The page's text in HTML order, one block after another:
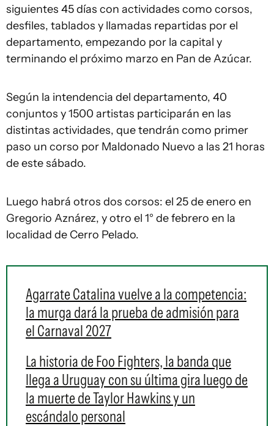
siguientes 45 días con actividades como corsos,
desfiles, tablados y llamadas repartidas por el
departamento, empezando por la capital y
terminando el próximo marzo en Pan de Azúcar.
Según la intendencia del departamento, 40
conjuntos y 1500 artistas participarán en las
distintas actividades, que tendrán como primer
paso un corso por Maldonado Nuevo a las 21 horas
de este sábado.
Luego habrá otros dos corsos: el 25 de enero en
Gregorio Aznárez, y otro el 1° de febrero en la
localidad de Cerro Pelado.
Agarrate Catalina vuelve a la competencia:
la murga dará la prueba de admisión para
el Carnaval 2027
La historia de Foo Fighters, la banda que
llega a Uruguay con su última gira luego de
la muerte de Taylor Hawkins y un
escándalo personal